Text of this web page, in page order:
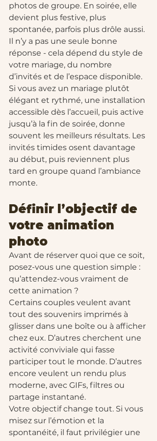
photos de groupe. En soirée, elle
devient plus festive, plus
spontanée, parfois plus drôle aussi.
Il n’y a pas une seule bonne
réponse - cela dépend du style de
votre mariage, du nombre
d’invités et de l’espace disponible.
Si vous avez un mariage plutôt
élégant et rythmé, une installation
accessible dès l’accueil, puis active
jusqu’à la fin de soirée, donne
souvent les meilleurs résultats. Les
invités timides osent davantage
au début, puis reviennent plus
tard en groupe quand l’ambiance
monte.
Définir l’objectif de
votre animation
photo
Avant de réserver quoi que ce soit,
posez-vous une question simple :
qu’attendez-vous vraiment de
cette animation ?
Certains couples veulent avant
tout des souvenirs imprimés à
glisser dans une boîte ou à afficher
chez eux. D’autres cherchent une
activité conviviale qui fasse
participer tout le monde. D’autres
encore veulent un rendu plus
moderne, avec GIFs, filtres ou
partage instantané.
Votre objectif change tout. Si vous
misez sur l’émotion et la
spontanéité, il faut privilégier une